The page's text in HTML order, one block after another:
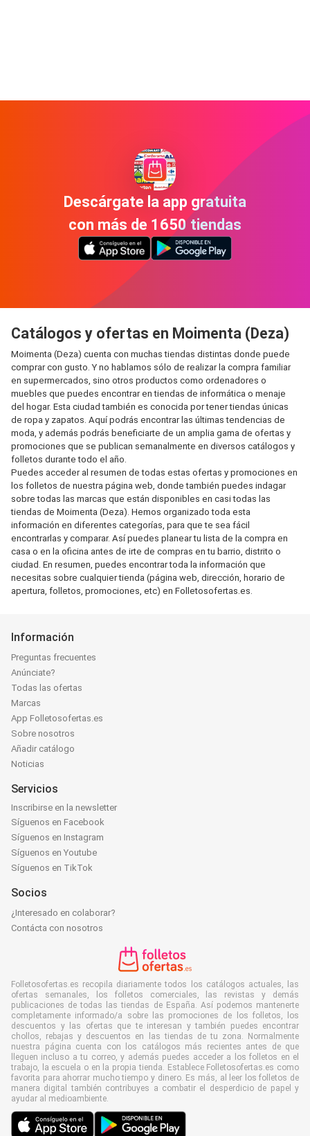
Descárgate la app gratuita
con más de 1650 tiendas
Catálogos y ofertas en Moimenta (Deza)
Moimenta (Deza) cuenta con muchas tiendas distintas donde puede
comprar con gusto. Y no hablamos sólo de realizar la compra familiar
en supermercados, sino otros productos como ordenadores o
muebles que puedes encontrar en tiendas de informática o menaje
del hogar. Esta ciudad también es conocida por tener tiendas únicas
de ropa y zapatos. Aquí podrás encontrar las últimas tendencias de
moda, y además podrás beneficiarte de un amplia gama de ofertas y
promociones que se publican semanalmente en diversos catálogos y
folletos durante todo el año.
Puedes acceder al resumen de todas estas ofertas y promociones en
los folletos de nuestra página web, donde también puedes indagar
sobre todas las marcas que están disponibles en casi todas las
tiendas de Moimenta (Deza). Hemos organizado toda esta
información en diferentes categorías, para que te sea fácil
encontrarlas y comparar. Así puedes planear tu lista de la compra en
casa o en la oficina antes de irte de compras en tu barrio, distrito o
ciudad. En resumen, puedes encontrar toda la información que
necesitas sobre cualquier tienda (página web, dirección, horario de
apertura, folletos, promociones, etc) en Folletosofertas.es.
Información
Preguntas frecuentes
Anúnciate?
Todas las ofertas
Marcas
App Folletosofertas.es
Sobre nosotros
Añadir catálogo
Noticias
Servicios
Inscribirse en la newsletter
Síguenos en Facebook
Síguenos en Instagram
Síguenos en Youtube
Síguenos en TikTok
Socios
¿Interesado en colaborar?
Contácta con nosotros
Folletosofertas.es recopila diariamente todos los catálogos actuales, las
ofertas semanales, los folletos comerciales, las revistas y demás
publicaciones de todas las tiendas de España. Así podemos mantenerte
completamente informado/a sobre las promociones de los folletos, los
descuentos y las ofertas que te interesan y también puedes encontrar
chollos, rebajas y descuentos en las tiendas de tu zona. Normalmente
nuestra página cuenta con los catálogos más recientes antes de que
lleguen incluso a tu correo, y además puedes acceder a los folletos en el
trabajo, la escuela o en la propia tienda. Establece Folletosofertas.es como
favorita para ahorrar mucho tiempo y dinero. Es más, al leer los folletos de
manera digital también contribuyes a combatir el desperdicio de papel y
ayudar al medioambiente.